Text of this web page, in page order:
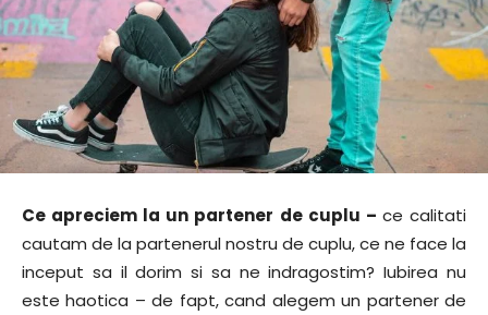
Ce apreciem la un partener de cuplu – ce calitati
cautam de la partenerul nostru de cuplu, ce ne face la
inceput sa il dorim si sa ne indragostim? Iubirea nu
este haotica – de fapt, cand alegem un partener de